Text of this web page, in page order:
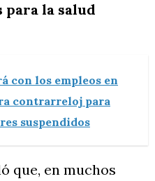
para la salud
con los empleos en
contrarreloj para
suspendidos
que, en muchos